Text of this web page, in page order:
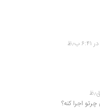
اجرا کنه؟